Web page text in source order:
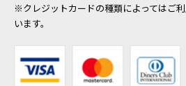
※クレジットカードの種類によってはご
います。